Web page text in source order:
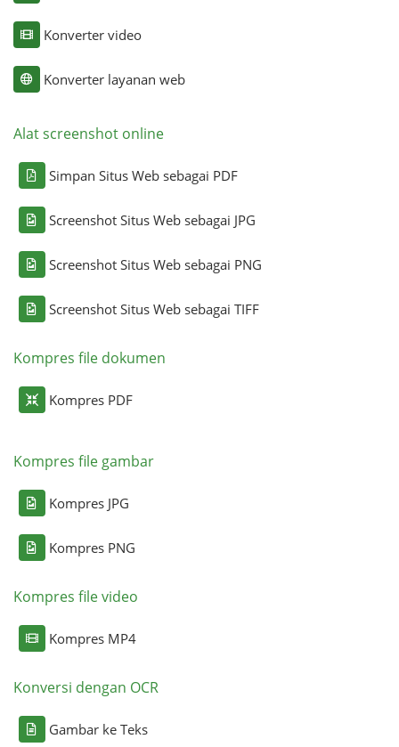
Konverter video
Konverter layanan web
Alat screenshot online
Simpan Situs Web sebagai PDF
Screenshot Situs Web sebagai JPG
Screenshot Situs Web sebagai PNG
Screenshot Situs Web sebagai TIFF
Kompres file dokumen
Kompres PDF
Kompres file gambar
Kompres JPG
Kompres PNG
Kompres file video
Kompres MP4
Konversi dengan OCR
Gambar ke Teks